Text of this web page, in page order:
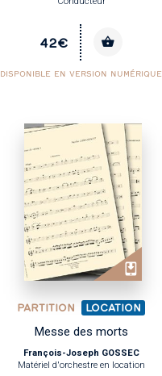
42€
DISPONIBLE EN VERSION NUMÉRIQUE
PARTITION LOCATION
Messe des morts
François-Joseph GOSSEC
Matériel d'orchestre en location